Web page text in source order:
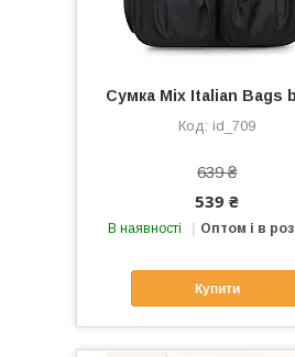
Сумка Mix Italian Bags
id_709
639 ₴
539 ₴
В наявності Оптом і в
Купити